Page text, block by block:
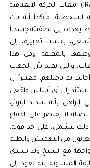
انبعاث الحركة الانعتاقية (IRA) في حي سيتي بلاج، تحدث خلاله عن ما
مؤكداً أنه بات
تسعى، بحسب تعبيره، إلى
بالمقلقة. وفي هذا
والتي تفيد بأن الجهات
تم ترحيلهم، معتبراً أن
الراهن بأنه شديد التوتر،
لا يقتصر على الدفاع
ليشمل، على حد قوله،
مع الشيخ ولد سيدي
المنسوبة إليه تعود إلى